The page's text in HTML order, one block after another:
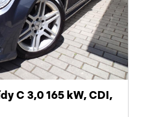
C 3,0 165 kW, CDI,